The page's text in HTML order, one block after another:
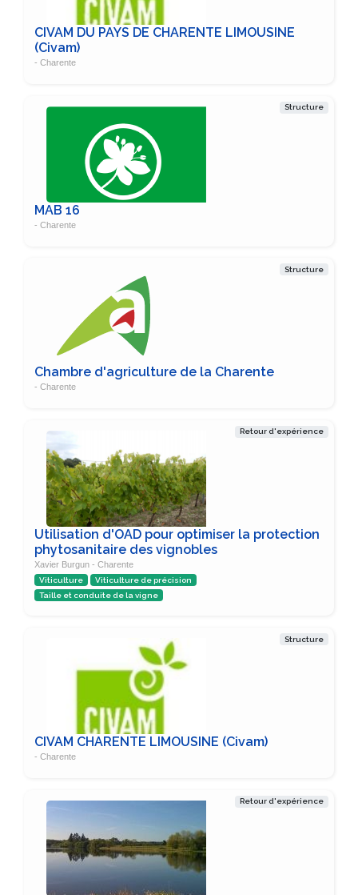
CIVAM DU PAYS DE CHARENTE LIMOUSINE
(Civam)
- Charente
Structure
MAB 16
- Charente
Structure
Chambre d'agriculture de la Charente
- Charente
Retour d'expérience
Utilisation d'OAD pour optimiser la protection
phytosanitaire des vignobles
Xavier Burgun - Charente
Viticulture
Viticulture de précision
Taille et conduite de la vigne
Structure
CIVAM CHARENTE LIMOUSINE (Civam)
- Charente
Retour d'expérience